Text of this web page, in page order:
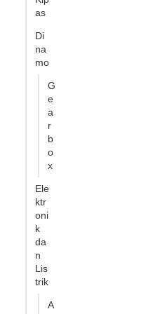
as
Di
na
mo
G
e
a
r
b
o
x
Ele
ktr
oni
k
da
n
Lis
trik
A